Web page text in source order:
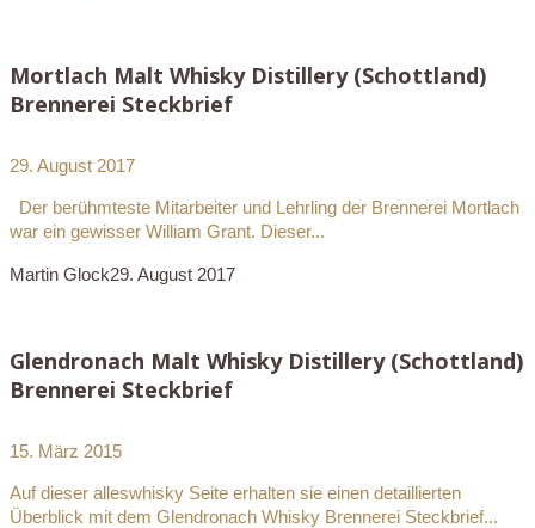
Mortlach Malt Whisky Distillery (Schottland)
Brennerei Steckbrief
29. August 2017
Der berühmteste Mitarbeiter und Lehrling der Brennerei Mortlach
war ein gewisser William Grant. Dieser...
Martin Glock29. August 2017
Glendronach Malt Whisky Distillery (Schottland)
Brennerei Steckbrief
15. März 2015
Auf dieser alleswhisky Seite erhalten sie einen detaillierten
Überblick mit dem Glendronach Whisky Brennerei Steckbrief...